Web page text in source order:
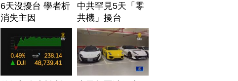
6天沒擾台 學者析
消失主因
中共罕見5天「零
共機」擾台